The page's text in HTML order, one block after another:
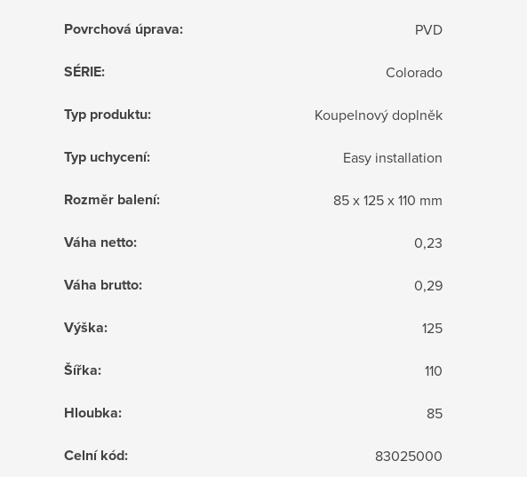
Povrchová úprava: PVD
SÉRIE: Colorado
Typ produktu: Koupelnový doplněk
Typ uchycení: Easy installation
Rozměr balení: 85 x 125 x 110 mm
Váha netto: 0,23
Váha brutto: 0,29
Výška: 125
Šířka: 110
Hloubka: 85
Celní kód: 83025000